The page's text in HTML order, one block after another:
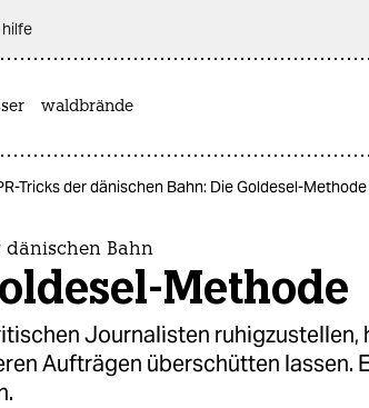
waldbrände
Tricks der dänischen Bahn: Die Goldesel-Methode
dänischen Bahn
Methode
Journalisten ruhigzustellen,
Aufträgen überschütten lassen.